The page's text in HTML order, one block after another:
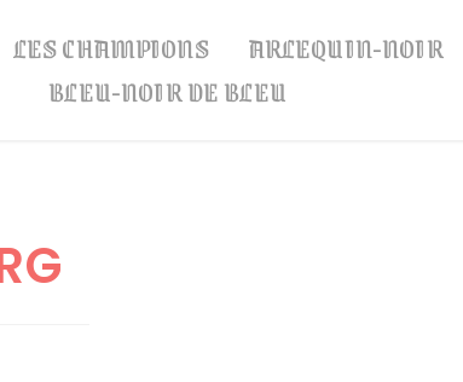
LES CHAMPIONS ARLEQUIN-NOIR
BLEU-NOIR DE BLEU